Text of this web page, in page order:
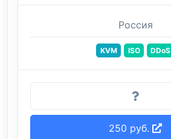
Россия
KVM ISO DDoS
250 руб.